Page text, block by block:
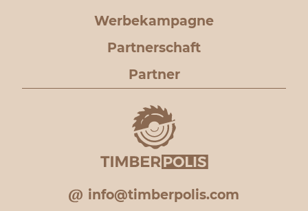
Werbekampagne
Partnerschaft
Partner
info@timberpolis.com